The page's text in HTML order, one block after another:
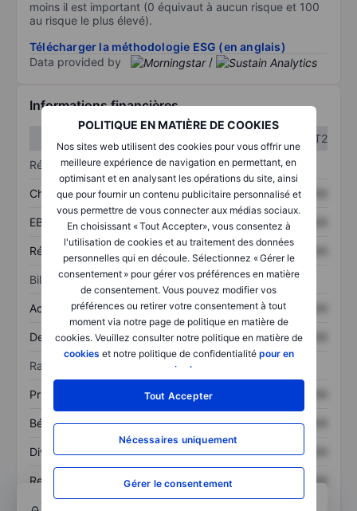
POLITIQUE EN MATIÈRE DE COOKIES
Nos sites web utilisent des cookies pour vous offrir une
meilleure expérience de navigation en permettant, en
optimisant et en analysant les opérations du site, ainsi
que pour fournir un contenu publicitaire personnalisé et
vous permettre de vous connecter aux médias sociaux.
En choisissant « Tout Accepter», vous consentez à
l'utilisation de cookies et au traitement des données
personnelles qui en découle. Sélectionnez « Gérer le
consentement » pour gérer vos préférences en matière
de consentement. Vous pouvez modifier vos
préférences ou retirer votre consentement à tout
moment via notre page de politique en matière de
cookies. Veuillez consulter notre politique en matière de
cookies et notre politique de confidentialité pour en
savoir plus
Tout Accepter
Nécessaires uniquement
Gérer le consentement
moins il est important (0 équivaut à aucun risque et 100
au risque le plus élevé).
Télécharger la méthodologie ESG (en anglais)
Data provided by
/
Informations financières
T2
Résultats
Chiffre d’affaires XXXXXXX XXXXXXX
EBITDA XXXXXXX XXXXXXX
Résultat net XXXXXXX
Bilan
Actifs totaux XXXXXXX XXXXXXX
Dette totale XXXXXXX XXXXXXX
Ratios
Prix / ventes XXXXXXX
Bénéfice par action XXXXXXX XXXXXXX
Dividende par action XXXXXXX XXXXXXX
Rendement des
capitaux propres
XXXXXXX
XXXXXXX
Ouvrir un comptepour accéder à d’autres outils